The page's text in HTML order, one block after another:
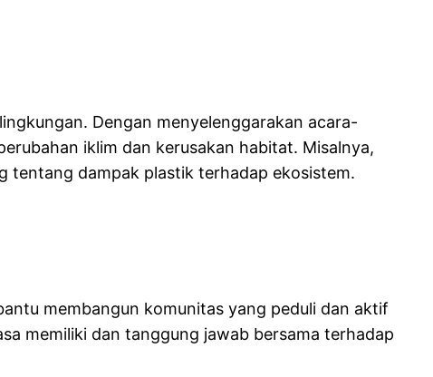
Dengan menyelenggarakan acara-
iklim dan kerusakan habitat. Misalnya,
tentang dampak plastik terhadap ekosistem.
membangun komunitas yang peduli dan aktif
memiliki dan tanggung jawab bersama terhadap